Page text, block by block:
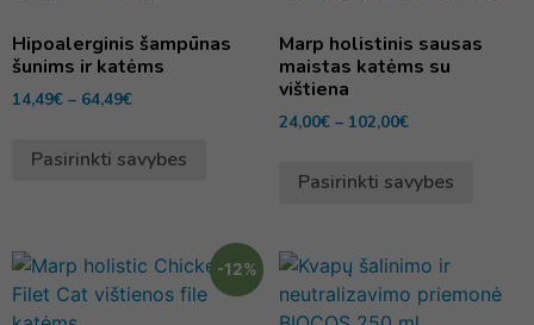
Hipoalerginis šampūnas
šunims ir katėms
14,49€ – 64,49€
Pasirinkti savybes
Marp holistinis sausas
maistas katėms su
vištiena
24,00€ – 102,00€
Pasirinkti savybes
-12%